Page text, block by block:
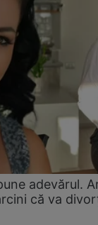
adevărul.
că va